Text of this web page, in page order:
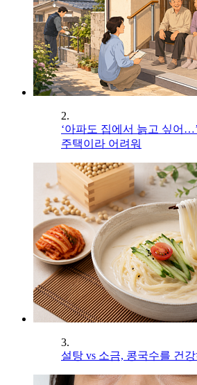
2.
‘아파도 집에서 늙고 싶어
주택이라 어려워
3.
설탕 vs 소금, 콩국수를 건